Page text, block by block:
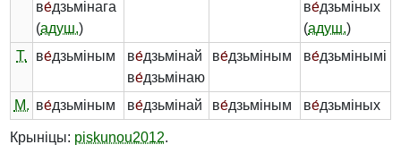
ве́дзьмінага
(адуш.)
ве́дзьміных
(адуш.)
Т.
ве́дзьміным ве́дзьмінай
ве́дзьмінаю
ве́дзьміным ве́дзьмінымі
М. ве́дзьміным ве́дзьмінай ве́дзьміным ве́дзьміных
Крыніцы: piskunou2012.